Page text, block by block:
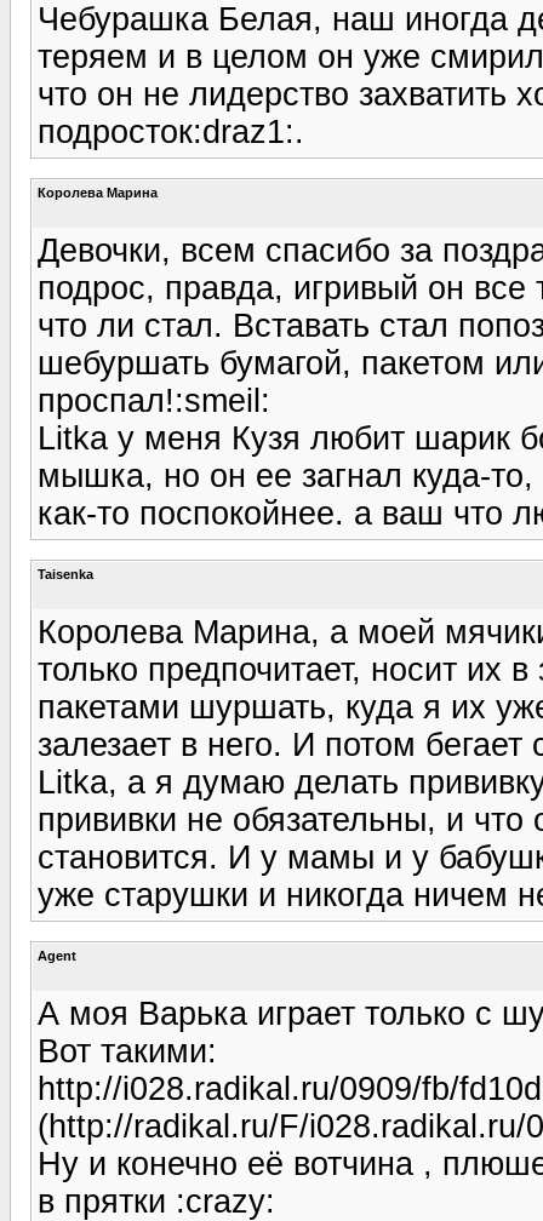
Чебурашка Белая, наш иногда
теряем и в целом он уже
что он не лидерство захватить
подросток:draz1:.
Королева Марина
Девочки, всем спасибо за
подрос, правда, игривый он
что ли стал. Вставать стал
шебуршать бумагой, пакетом
проспал!:smeil:
Litka у меня Кузя любит шарик
мышка, но он ее загнал куда-
как-то поспокойнее. а ваш что
Taisenka
Королева Марина, а моей
только предпочитает, носит их
пакетами шуршать, куда я их
залезает в него. И потом бегает
Litka, а я думаю делать
прививки не обязательны, и
становится. И у мамы и у
уже старушки и никогда ничем
Agent
А моя Варька играет только с
Вот такими:
http://i028.radikal.ru/0909/fb/
(http://radikal.ru/F/i028.radikal.ru/
Ну и конечно её вотчина ,
в прятки :crazy: